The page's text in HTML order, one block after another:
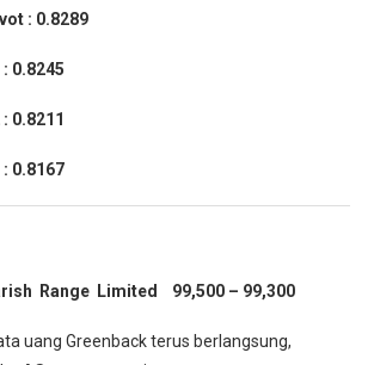
: 0.8289
0.8245
0.8211
0.8167
Range Limited 99,500 – 99,300
uang Greenback terus berlangsung,